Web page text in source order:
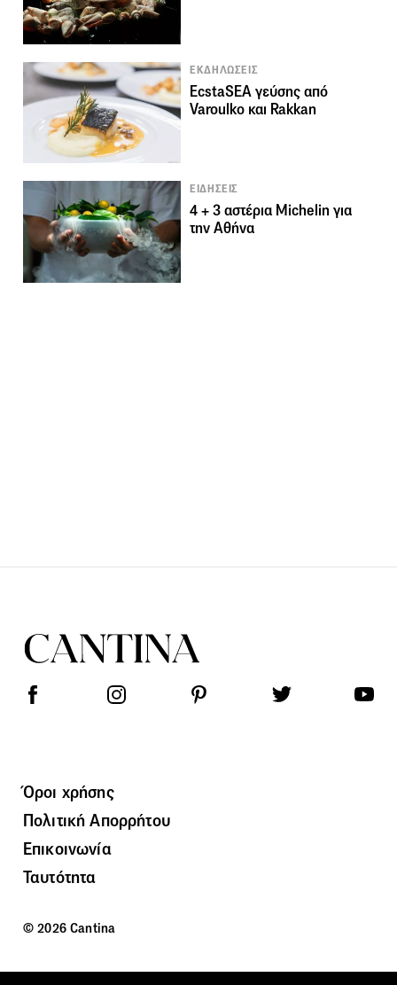
ΕΚΔΗΛΩΣΕΙΣ
ΕcstaSEA γεύσης από
Varoulko και Rakkan
ΕΙΔΗΣΕΙΣ
4 + 3 αστέρια Michelin για
την Αθήνα
Όροι χρήσης
Πολιτική Απορρήτου
Επικοινωνία
Ταυτότητα
© 2026 Cantina